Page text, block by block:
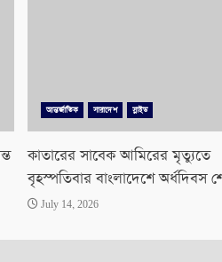
আন্তর্জাতিক সারাদেশ স্লাইড
কাতারের সাবেক আমিরের মৃত্যুতে
বৃহস্পতিবার বাংলাদেশে অর্ধদিবস
July 14, 2026